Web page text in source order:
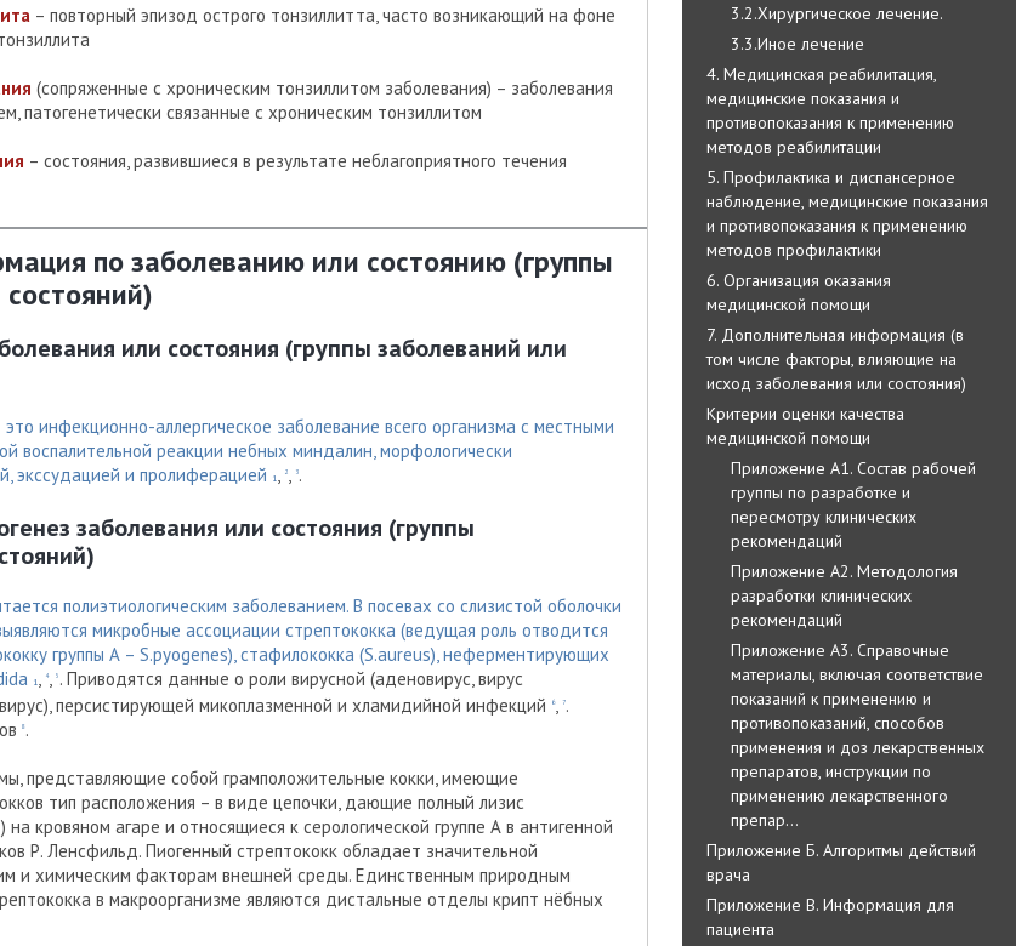
3.2.Хирургическое лечение.
3.3.Иное лечение
4. Медицинская реабилитация,
медицинские показания и
противопоказания к применению
методов реабилитации
5. Профилактика и диспансерное
наблюдение, медицинские показания
и противопоказания к применению
методов профилактики
6. Организация оказания
медицинской помощи
7. Дополнительная информация (в
том числе факторы, влияющие на
исход заболевания или состояния)
Критерии оценки качества
медицинской помощи
Приложение А1. Состав рабочей
группы по разработке и
пересмотру клинических
рекомендаций
Приложение А2. Методология
разработки клинических
рекомендаций
Приложение А3. Справочные
материалы, включая соответствие
показаний к применению и
противопоказаний, способов
применения и доз лекарственных
препаратов, инструкции по
применению лекарственного
препар…
Приложение Б. Алгоритмы действий
врача
Приложение В. Информация для
пациента
– повторный эпизод острого тонзиллитта, часто возникающий на фоне
(сопряженные с хроническим тонзиллитом заболевания) – заболевания
патогенетически связанные с хроническим тонзиллитом
– состояния, развившиеся в результате неблагоприятного течения
по заболеванию или состоянию (группы
или состояния (группы заболеваний или
это инфекционно-аллергическое заболевание всего организма с местными
воспалительной реакции небных миндалин, морфологически
экссудацией и пролиферацией
1, 2, 3.
заболевания или состояния (группы
полиэтиологическим заболеванием. В посевах со слизистой оболочки
микробные ассоциации стрептококка (ведущая роль отводится
группы А – S.pyogenes), стафилококка (S.aureus), неферментирующих
1, 4, 5 . Приводятся данные о роли вирусной (аденовирус, вирус
персистирующей микоплазменной и хламидийной инфекций
6, 7.
8.
представляющие собой грамположительные кокки, имеющие
тип расположения – в виде цепочки, дающие полный лизис
кровяном агаре и относящиеся к серологической группе А в антигенной
Р. Ленсфильд. Пиогенный стрептококк обладает значительной
и химическим факторам внешней среды. Единственным природным
в макроорганизме являются дистальные отделы крипт нёбных